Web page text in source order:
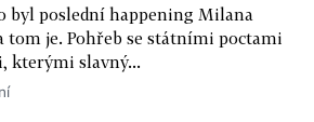
byl poslední happening Milana
tom je. Pohřeb se státními poctami
kterými slavný...